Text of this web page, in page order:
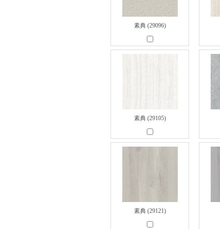
素典 (29096)
素典 (29105)
素典 (29121)